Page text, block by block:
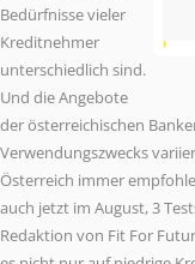
Bedürfnisse vieler
Kreditnehmer
unterschiedlich sind.
Und die Angebote
der österreichischen
Verwendungszwecks
Österreich immer
auch jetzt im August, 3
Redaktion von Fit For